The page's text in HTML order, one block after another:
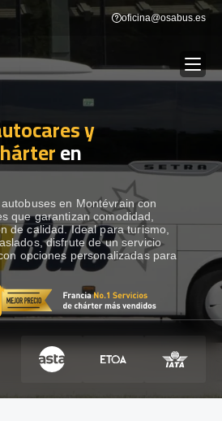
oficina@osabus.es
Show dropdown
Show dropdown
y
en
en Montévrain con
que garantizan comodidad,
de calidad. Ideal para turismo,
disfrute de un servicio
opciones personalizadas para